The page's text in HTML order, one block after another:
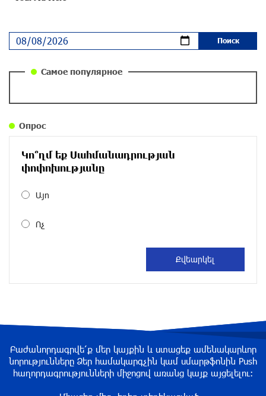
парламентского бойкота оппозиции - пустая
повестка дня? «Паст»
около одного месяца назад
Размик Марукян стал обладателем бронзовой
избежать энергодефицита в Армении: Алексей
около одного месяца назад
На автодороге Ереван-Севан произошел
Самое популярное
Опрос
Կո՞ղմ եք Սահմանադրության
փոփոխությանը
Այո
Ոչ
Բաժանորդագրվե՛ք մեր կայքին և ստացեք ամենակարևոր
նորությունները Ձեր համակարգչին կամ սմարթֆոնին Push
հաղորդագրությունների միջոցով առանց կայք այցելելու։